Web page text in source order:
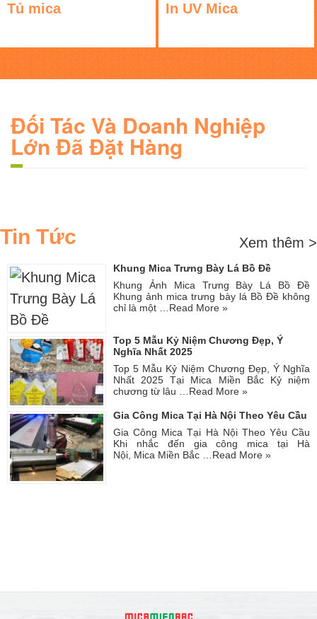
Tủ mica In UV Mica
Đối Tác Và Doanh Nghiệp
Lớn Đã Đặt Hàng
Tin Tức Xem thêm >
Khung Mica Trưng Bày Lá Bồ Đề
Khung Ảnh Mica Trưng Bày Lá Bồ Đề
Khung ảnh mica trưng bày lá Bồ Đề không
chỉ là một … Read More »
Top 5 Mẫu Kỷ Niệm Chương Đẹp, Ý
Nghĩa Nhất 2025
Top 5 Mẫu Kỷ Niệm Chương Đẹp, Ý Nghĩa
Nhất 2025 Tại Mica Miền Bắc Kỷ niệm
chương từ lâu … Read More »
Gia Công Mica Tại Hà Nội Theo Yêu Cầu
Gia Công Mica Tại Hà Nội Theo Yêu Cầu
Khi nhắc đến gia công mica tại Hà
Nội, Mica Miền Bắc …Read More »